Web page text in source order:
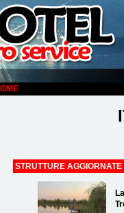
STRUTTURE